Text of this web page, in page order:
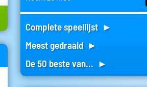
Complete speellijst ►
Meest gedraaid ►
De 50 beste van... ►